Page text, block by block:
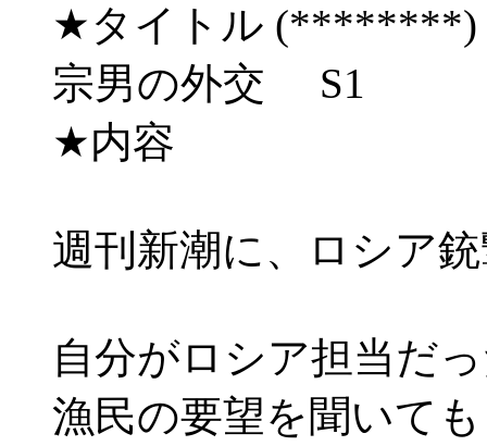
★タイトル (********)
宗男の外交 S1
★内容
週刊新潮に、ロシア
自分がロシア担当だ
漁民の要望を聞いて